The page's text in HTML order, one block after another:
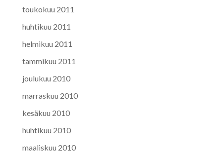
toukokuu 2011
huhtikuu 2011
helmikuu 2011
tammikuu 2011
joulukuu 2010
marraskuu 2010
kesäkuu 2010
huhtikuu 2010
maaliskuu 2010